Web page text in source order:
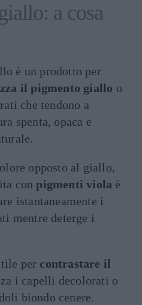
a cosa
è un prodotto per
il pigmento giallo o
che tendono a
spenta, opaca e
opposto al giallo,
conpigmenti viola è
istantaneamente i
mentre deterge i
per contrastare il
i capelli decolorati o
biondo cenere.